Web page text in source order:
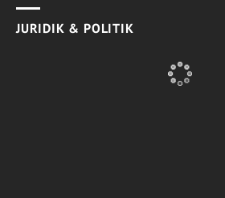
JURIDIK & POLITIK